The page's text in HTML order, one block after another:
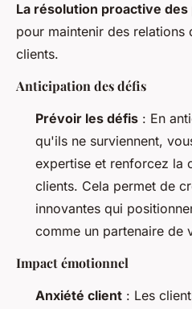
La résolution proactive
pour maintenir des relations
clients.
Anticipation des défis
Prévoir les défis : En
qu'ils ne surviennent,
expertise et renforcez la
clients. Cela permet de
innovantes qui
comme un partenaire de
Impact émotionnel
Anxiété client : Les